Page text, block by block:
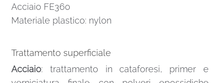
Acciaio FE360
Materiale plastico: nylon
Trattamento superficiale
Acciaio: trattamento in cataforesi, primer e